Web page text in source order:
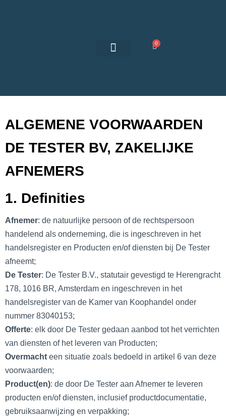
0
ALGEMENE VOORWAARDEN
DE TESTER BV, ZAKELIJKE
AFNEMERS
1. Definities
Afnemer: de natuurlijke persoon of de rechtspersoon
handelend als onderneming, die is ingeschreven in het
handelsregister en Producten en/of diensten bij De Tester
afneemt;
De Tester: De Tester B.V., statutair gevestigd te Herengracht
178, 1016 BR, Amsterdam en ingeschreven in het
handelsregister van de Kamer van Koophandel onder
nummer 83040153;
Offerte: elk door De Tester gedaan aanbod tot het verrichten
van diensten of het leveren van Producten;
Overmacht een situatie zoals bedoeld in artikel 6 van deze
voorwaarden;
Product(en): de door De Tester aan Afnemer te leveren
producten en/of diensten, inclusief productdocumentatie,
gebruiksaanwijzing en verpakking;